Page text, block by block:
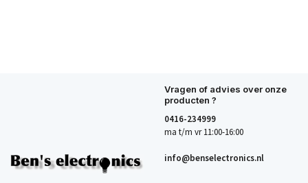
Vragen of advies over onze
producten ?
0416-234999
ma t/m vr 11:00-16:00
info@benselectronics.nl